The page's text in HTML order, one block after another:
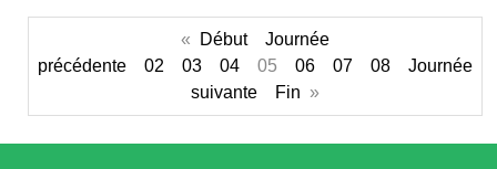
« Début
Journée
précédente
02 03 04 05 06 07 08
Journée
suivante
Fin »